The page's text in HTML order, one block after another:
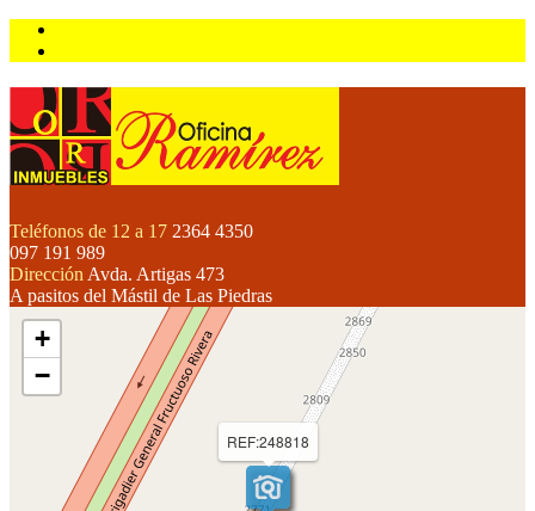
Teléfonos de 12 a 17 2364 4350
097 191 989
Dirección Avda. Artigas 473
A pasitos del Mástil de Las Piedras
REF:248818
+
−